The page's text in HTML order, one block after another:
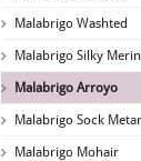
Malabrigo Washted
Malabrigo Silky
Malabrigo Arroyo
Malabrigo Sock
Malabrigo Mohair